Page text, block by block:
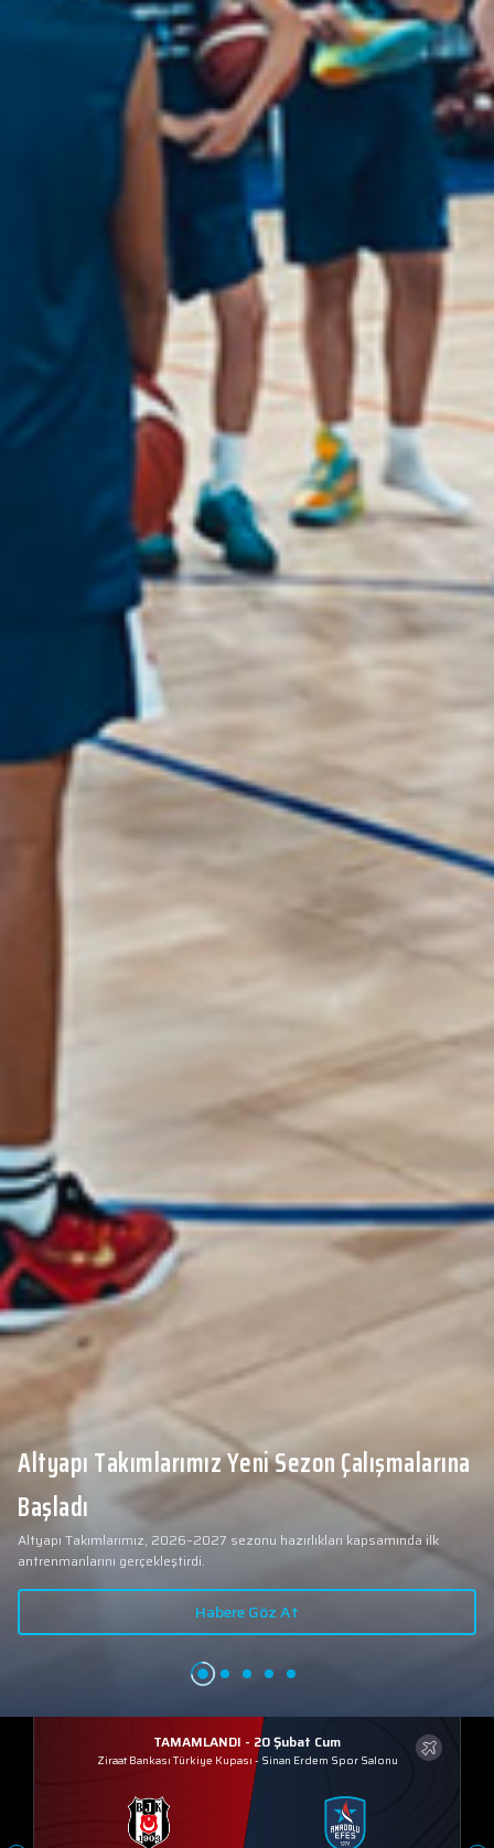
Altyapı Takımlarımız Yeni Sezon Çalışmalarına
Başladı
Altyapı Takımlarımız, 2026–2027 sezonu hazırlıkları kapsamında ilk
antrenmanlarını gerçekleştirdi.
Habere Göz At
TAMAMLANDI - 20 Şubat Cum
Ziraat Bankası Türkiye Kupası - Sinan Erdem Spor Salonu